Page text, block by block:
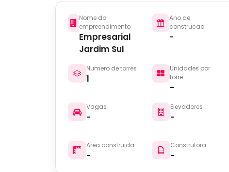
Nome do
empreendimento
Empresarial
Jardim Sul
Ano de
construcao
-
Numero de torres
1
Unidades por
torre
-
Vagas
-
Elevadores
-
Area construida
-
Construtora
-